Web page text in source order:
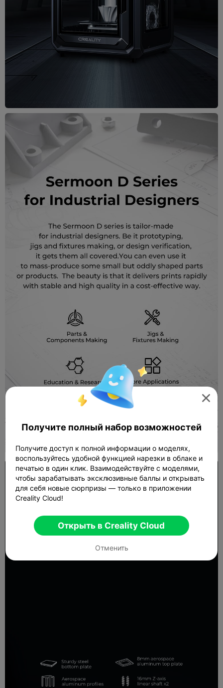

Получите полный набор возможностей
Получите доступ к полной информации о моделях,
воспользуйтесь удобной функцией нарезки в облаке и
печатью в один клик. Взаимодействуйте с моделями,
чтобы зарабатывать эксклюзивные баллы и открывать
для себя новые сюрпризы — только в приложении
Creality Cloud!
Открыть в Creality Cloud
Отменить